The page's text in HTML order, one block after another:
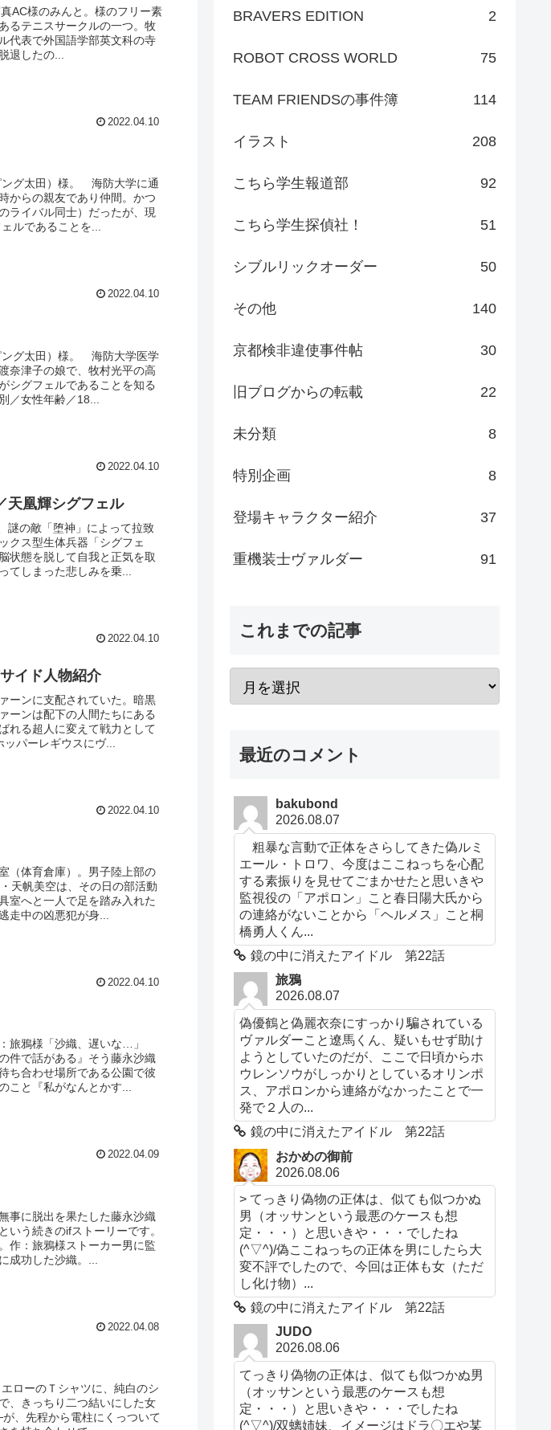
AC様のみんと。様のフリー素
るテニスサークルの一つ。牧
代表で外国語学部英文科の寺
退したの...
2022.04.10
ング太田）様。 海防大学に通
からの親友であり仲間。かつ
ライバル同士）だったが、現
ルであることを...
2022.04.10
ング太田）様。 海防大学医学
奈津子の娘で、牧村光平の高
グフェルであることを知る
／女性年齢／18...
2022.04.10
凰輝シグフェル
の敵「堕神」によって拉致
クス型生体兵器「シグフェ
状態を脱して自我と正気を取
てしまった悲しみを乗...
2022.04.10
イド人物紹介
ーンに支配されていた。暗黒
ーンは配下の人間たちにある
れる超人に変えて戦力として
パーレギウスにヴ...
2022.04.10
（体育倉庫）。男子陸上部の
天帆美空は、その日の部活動
室へと一人で足を踏み入れた
走中の凶悪犯が身...
2022.04.10
旅鴉様「沙織、遅いな…」
件で話がある』そう藤永沙織
ち合わせ場所である公園で彼
こと『私がなんとかす...
2022.04.09
事に脱出を果たした藤永沙織
いう続きのifストーリーです。
作：旅鴉様ストーカー男に監
成功した沙織。...
2022.04.08
ローのＴシャツに、純白のシ
、きっちり二つ結いにした女
、先程から電柱にくっついて
BRAVERS EDITION 2
ROBOT CROSS WORLD 75
TEAM FRIENDSの事件簿 114
イラスト 208
こちら学生報道部 92
こちら学生探偵社！ 51
シブルリックオーダー 50
その他 140
京都検非違使事件帖 30
旧ブログからの転載 22
未分類 8
特別企画 8
登場キャラクター紹介 37
重機装士ヴァルダー 91
これまでの記事
最近のコメント
bakubond
2026.08.07
粗暴な言動で正体をさらしてきた偽ルミ
エール・トロワ、今度はここねっちを心配
する素振りを見せてごまかせたと思いきや
監視役の「アポロン」こと春日陽大氏から
の連絡がないことから「ヘルメス」こと桐
橋勇人くん...
鏡の中に消えたアイドル 第22話
旅鴉
2026.08.07
偽優鶴と偽麗衣奈にすっかり騙されている
ヴァルダーこと遼馬くん、疑いもせず助け
ようとしていたのだが、ここで日頃からホ
ウレンソウがしっかりとしているオリンポ
ス、アポロンから連絡がなかったことで一
発で２人の...
鏡の中に消えたアイドル 第22話
おかめの御前
2026.08.06
> てっきり偽物の正体は、似ても似つかぬ
男（オッサンという最悪のケースも想
定・・・）と思いきや・・・でしたね
(^▽^)/偽ここねっちの正体を男にしたら大
変不評でしたので、今回は正体も女（ただ
し化け物）...
鏡の中に消えたアイドル 第22話
JUDO
2026.08.06
てっきり偽物の正体は、似ても似つかぬ男
（オッサンという最悪のケースも想
定・・・）と思いきや・・・でしたね
(^▽^)/双螭姉妹、イメージはドラ〇エや某